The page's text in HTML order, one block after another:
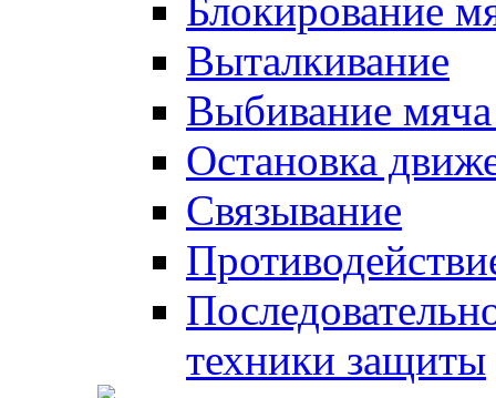
Блокирование
Выталкивание
Выбивание
Остановка
Связывание
техники защиты